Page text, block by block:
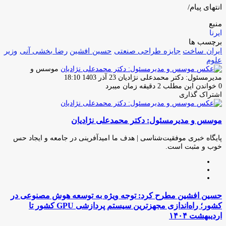
انتهای پیام/
منبع
ایرنا
برچسب ها
ایران ساخت جایزه طراحی صنعتی حسین افشین رضا بخشی آنی وزیر
علوم
موسس و
مدیرمسئول: دکتر محمدعلی نژادیان ارسال
ایمیل
23 آذر 1403 18:10
0 خواندن این مطلب 2 دقیقه زمان میبرد
اشتراک گذاری
فیس
توئیتر
لینکدین
واتس
تلگرام
اشتراک
از
ایمیل
چاپ
موسس و مدیرمسئول: دکتر محمدعلی نژادیان
پایگاه خبری موفقیت‌شناسی | هدف ما امیدآفرینی در جامعه و ایجاد حس
خوب و مثبت است.
حسین
افشین
مطرح
کرد:
حسین افشین مطرح کرد: توجه ویژه به توسعه هوش مصنوعی در
کشور؛ راه‌اندازی مجهزترین سیستم پردازشی GPU کشور تا
اردیبهشت ۱۴۰۴